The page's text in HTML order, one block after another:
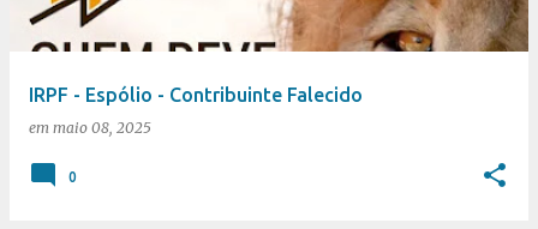
IRPF - Espólio - Contribuinte Falecido
em maio 08, 2025
0